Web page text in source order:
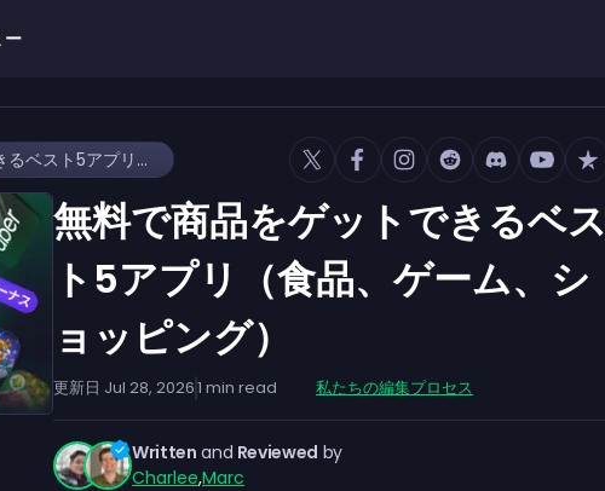
ー
無料で商品をゲットできるベスト5アプリ（食品、ゲーム、ショッピング）
無料で商品をゲットできるベス
ト5アプリ（食品、ゲーム、シ
ョッピング）
更新日 Jul 28, 20261 min read 私たちの編集プロセス
Written and Reviewed by
Charlee,Marc